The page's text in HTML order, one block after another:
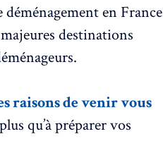
en France
destinations
raisons de venir vous
qu’à préparer vos